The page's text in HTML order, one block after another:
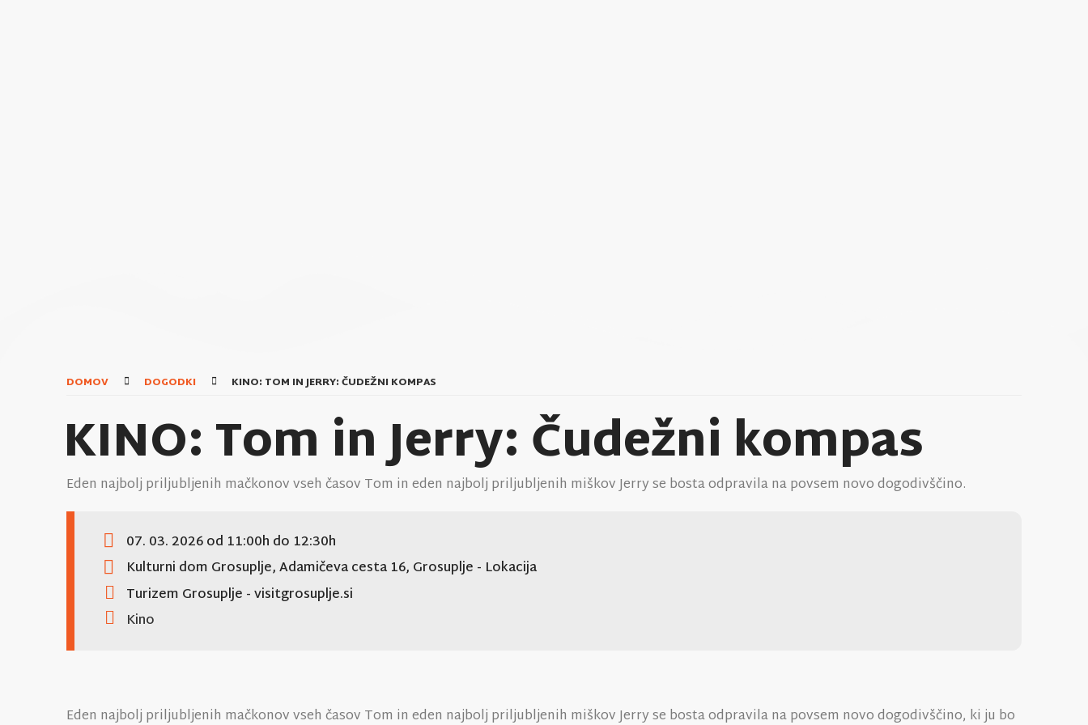
DOMOV DOGODKI KINO: TOM IN JERRY: ČUDEŽNI KOMPAS
KINO: Tom in Jerry: Čudežni kompas
Eden najbolj priljubljenih mačkonov vseh časov Tom in eden najbolj priljubljenih miškov Jerry se bosta odpravila na povsem novo dogodivščino.
07. 03. 2026od 11:00h do 12:30h
Kulturni dom Grosuplje, Adamičeva cesta 16, Grosuplje - Lokacija
Turizem Grosuplje - visitgrosuplje.si
Kino
Eden najbolj priljubljenih mačkonov vseh časov Tom in eden najbolj priljubljenih miškov Jerry se bosta odpravila na povsem novo dogodivščino, ki ju bo